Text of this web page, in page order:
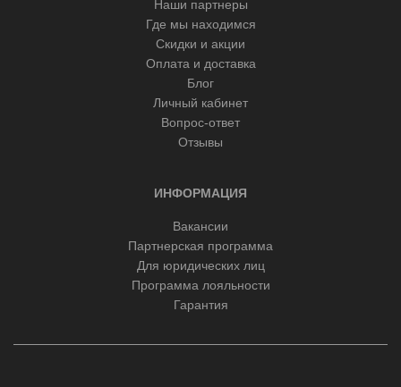
Наши партнеры
Где мы находимся
Скидки и акции
Оплата и доставка
Блог
Личный кабинет
Вопрос-ответ
Отзывы
ИНФОРМАЦИЯ
Вакансии
Партнерская программа
Для юридических лиц
Программа лояльности
Гарантия